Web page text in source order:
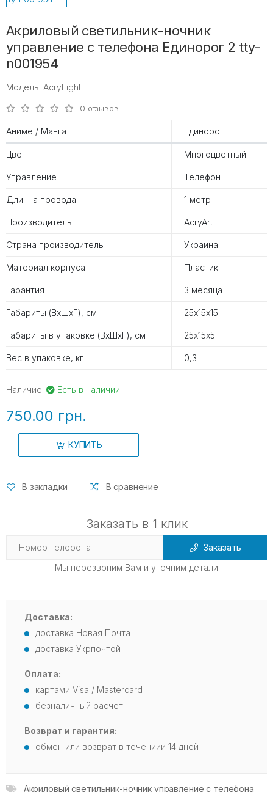
Акриловый светильник-ночник
управление с телефона Единорог 2 tty-
n001954
Модель: AcryLight
0 отзывов
Аниме / Манга Единорог
Цвет Многоцветный
Управление Телефон
Длинна провода 1 метр
Производитель AcryArt
Страна производитель Украина
Материал корпуса Пластик
Гарантия 3 месяца
Габариты (ВхШхГ), см 25х15х15
Габариты в упаковке (ВхШхГ), см 25х15х5
Вес в упаковке, кг 0,3
Наличие: Есть в наличии
750.00 грн.
КУПИТЬ
В закладки В сравнение
Заказать в 1 клик
Заказать
Мы перезвоним Вам и уточним детали
Доставка:
доставка Новая Почта
доставка Укрпочтой
Оплата:
картами Visa / Mastercard
безналичный расчет
Возврат и гарантия:
обмен или возврат в течениии 14 дней
Акриловый светильник-ночник управление с телефона